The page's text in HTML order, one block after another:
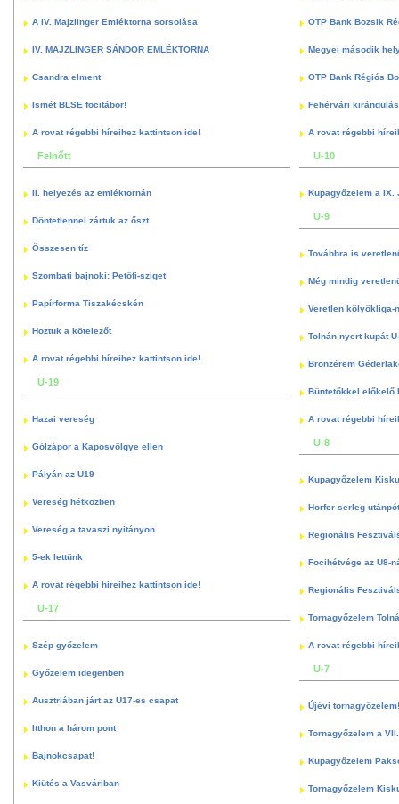
A IV. Majzlinger Emléktorna sorsolása
IV. MAJZLINGER SÁNDOR EMLÉKTORNA
Csandra elment
Ismét BLSE focitábor!
A rovat régebbi híreihez kattintson ide!
Felnőtt
II. helyezés az emléktornán
Döntetlennel zártuk az őszt
Összesen tíz
Szombati bajnoki: Petőfi-sziget
Papírforma Tiszakécskén
Hoztuk a kötelezőt
A rovat régebbi híreihez kattintson ide!
U-19
Hazai vereség
Gólzápor a Kaposvölgye ellen
Pályán az U19
Vereség hétközben
Vereség a tavaszi nyitányon
5-ek lettünk
A rovat régebbi híreihez kattintson ide!
U-17
Szép győzelem
Győzelem idegenben
Ausztriában járt az U17-es csapat
Itthon a három pont
Bajnokcsapat!
Kiütés a Vasváriban
OTP Bank Bozsik
Megyei második
OTP Bank Régiós
Fehérvári kirándulás
A rovat régebbi
U-10
Kupagyőzelem a
U-9
Továbbra is
Még mindig
Veretlen kölyökliga-
Tolnán nyert kupát
Bronzérem
Büntetőkkel előkelő
A rovat régebbi
U-8
Kupagyőzelem
Horfer-serleg
Regionális
Focihétvége az U8-
Regionális
Tornagyőzelem
A rovat régebbi
U-7
Újévi tornagyőzelem!
Tornagyőzelem a
Kupagyőzelem
Tornagyőzelem